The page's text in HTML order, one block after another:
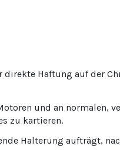
direkte Haftung auf der
und an normalen,
zu kartieren.
Halterung aufträgt,